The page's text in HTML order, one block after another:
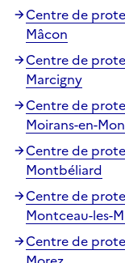
Centre de
Mâcon
Centre de
Marcigny
Centre de
Moirans-en-
Centre de
Montbéliard
Centre de
Montceau-les-
Centre de